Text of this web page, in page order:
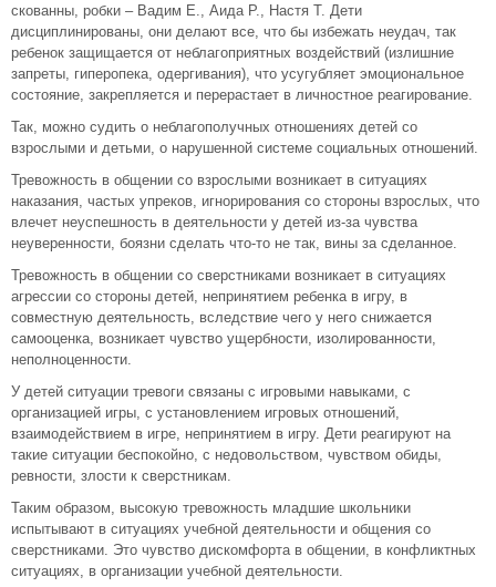
скованны, робки – Вадим Е., Аида Р., Настя Т. Дети
дисциплинированы, они делают все, что бы избежать неудач, так
ребенок защищается от неблагоприятных воздействий (излишние
запреты, гиперопека, одергивания), что усугубляет эмоциональное
состояние, закрепляется и перерастает в личностное реагирование.
Так, можно судить о неблагополучных отношениях детей со
взрослыми и детьми, о нарушенной системе социальных отношений.
Тревожность в общении со взрослыми возникает в ситуациях
наказания, частых упреков, игнорирования со стороны взрослых, что
влечет неуспешность в деятельности у детей из-за чувства
неуверенности, боязни сделать что-то не так, вины за сделанное.
Тревожность в общении со сверстниками возникает в ситуациях
агрессии со стороны детей, непринятием ребенка в игру, в
совместную деятельность, вследствие чего у него снижается
самооценка, возникает чувство ущербности, изолированности,
неполноценности.
У детей ситуации тревоги связаны с игровыми навыками, с
организацией игры, с установлением игровых отношений,
взаимодействием в игре, непринятием в игру. Дети реагируют на
такие ситуации беспокойно, с недовольством, чувством обиды,
ревности, злости к сверстникам.
Таким образом, высокую тревожность младшие школьники
испытывают в ситуациях учебной деятельности и общения со
сверстниками. Это чувство дискомфорта в общении, в конфликтных
ситуациях, в организации учебной деятельности.